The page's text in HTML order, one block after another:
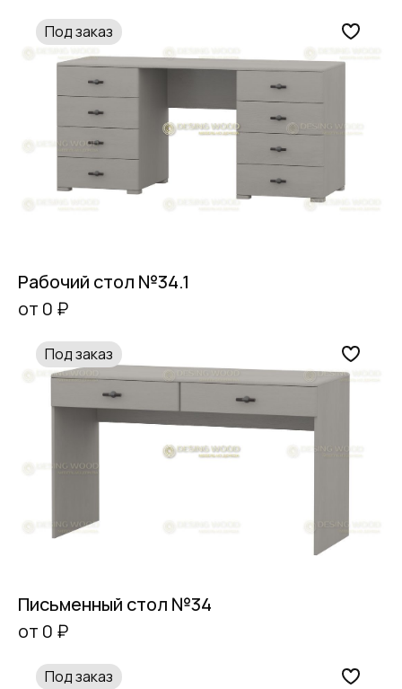
Под заказ
Рабочий стол №34.1
от 0 ₽
Под заказ
Письменный стол №34
от 0 ₽
Под заказ